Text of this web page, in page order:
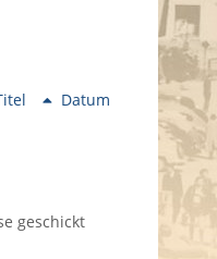
Datum
geschickt